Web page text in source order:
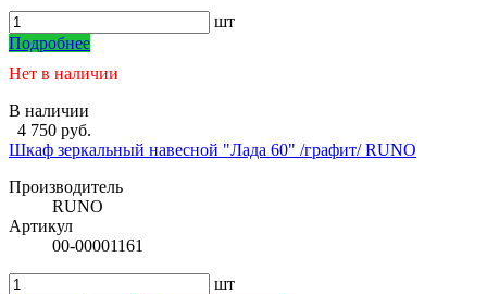
шт
Подробнее
Нет в наличии
В наличии
4 750 руб.
Шкаф зеркальный навесной "Лада 60" /графит/ RUNO
Производитель
RUNO
Артикул
00-00001161
шт